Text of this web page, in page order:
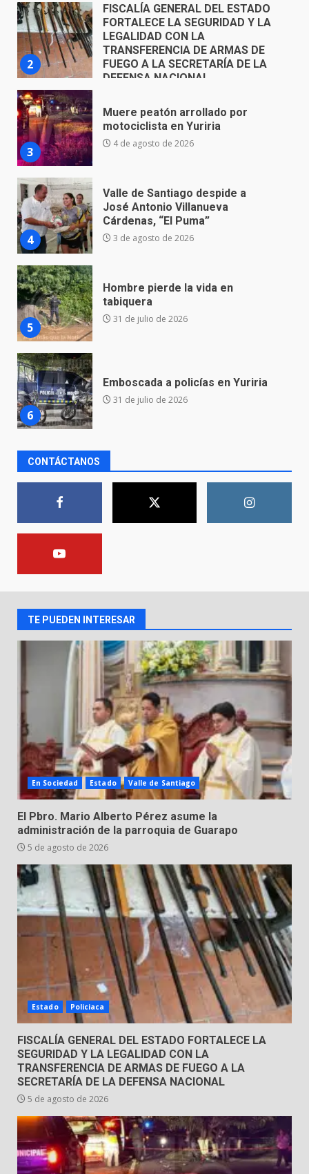
5 de agosto de 2026
3
Muere peatón arrollado por
motociclista en Yuriria
4 de agosto de 2026
4
Valle de Santiago despide a
José Antonio Villanueva
Cárdenas, “El Puma”
3 de agosto de 2026
5
Hombre pierde la vida en
tabiquera
6
Emboscada a policías en Yuriria
7
Envía Gobierno de la Gente más
de 77 mil
30 de julio de 2026
asume la administración de la
parroquia de Guarapo
5 de agosto de 2026
2
FUEGO A LA SECRETARÍA DE LA
5 de agosto de 2026
Muere peatón arrollado por
motociclista en Yuriria
4 de agosto de 2026
4
Valle de Santiago despide a
José Antonio Villanueva
Cárdenas, “El Puma”
3 de agosto de 2026
5
Hombre pierde la vida en
tabiquera
6
Emboscada a policías en Yuriria
31 de julio de 2026
Envía Gobierno de la Gente más
de 77 mil
30 de julio de 2026
CONTÁCTANOS
TE PUEDEN INTERESAR
En Sociedad Estado Valle de Santiago
El Pbro. Mario Alberto Pérez asume la
administración de la parroquia de Guarapo
5 de agosto de 2026
Estado Policiaca
FISCALÍA GENERAL DEL ESTADO FORTALECE LA
SEGURIDAD Y LA LEGALIDAD CON LA
TRANSFERENCIA DE ARMAS DE FUEGO A LA
SECRETARÍA DE LA DEFENSA NACIONAL
5 de agosto de 2026